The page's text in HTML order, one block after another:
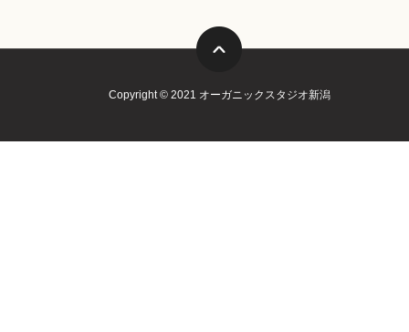
Copyright © 2021 オーガニックスタジオ新潟